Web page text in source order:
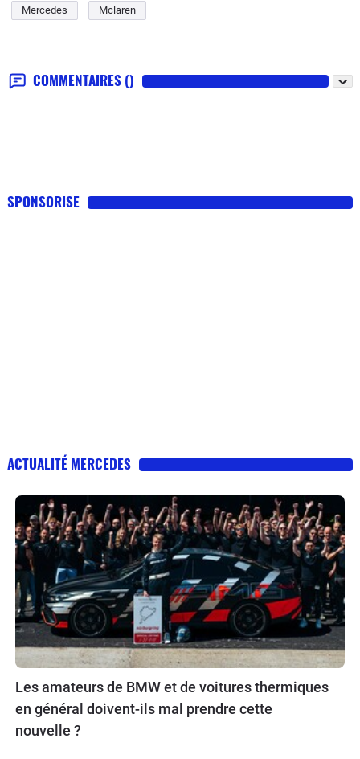
Mercedes Mclaren
COMMENTAIRES ()
SPONSORISE
ACTUALITÉ MERCEDES
Les amateurs de BMW et de voitures thermiques
en général doivent-ils mal prendre cette
nouvelle ?